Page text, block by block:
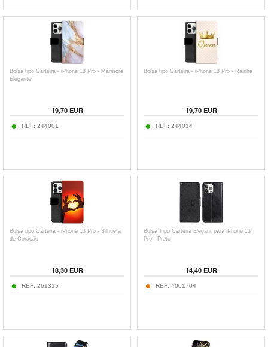
Bolsa tipo Carteira - iPhone 13 Pro - Mármore
Elegante
19,70EUR
REF: 244001
Bolsa tipo Carteira - iPhone 13 Pro - Rainha
19,70EUR
REF: 244014
Bolsa tipo Carteira - iPhone 13 Pro - Silhueta
de Coração
18,30EUR
REF: 261315
Bolsa Tipo Carteira Elegant para iPhone 13
Pro - Preto
14,40EUR
REF: 4001704